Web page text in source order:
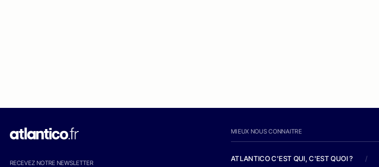
RECEVEZ NOTRE NEWSLETTER
MIEUX NOUS CONNAITRE
ATLANTICO C'EST QUI, C'EST QUOI ? /